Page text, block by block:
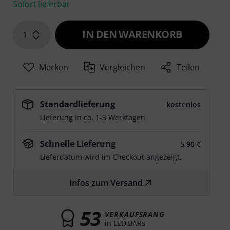
Sofort lieferbar
1 IN DEN WARENKORB
Merken Vergleichen Teilen
Standardlieferung
kostenlos
Lieferung in ca. 1-3 Werktagen
Schnelle Lieferung
5,90 €
Lieferdatum wird im Checkout angezeigt.
Infos zum Versand
53 VERKAUFSRANG
in LED BARs